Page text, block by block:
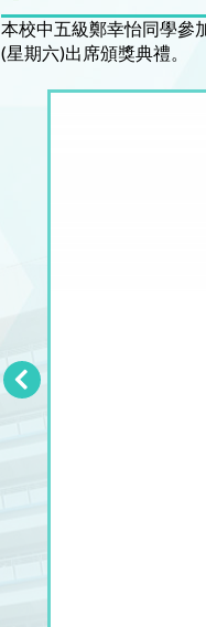
本校中五級鄭幸怡同學參
(星期六)出席頒獎典禮。